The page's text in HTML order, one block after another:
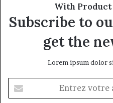
With Product
Subscribe to
get the
Lorem ipsum dolor
votre